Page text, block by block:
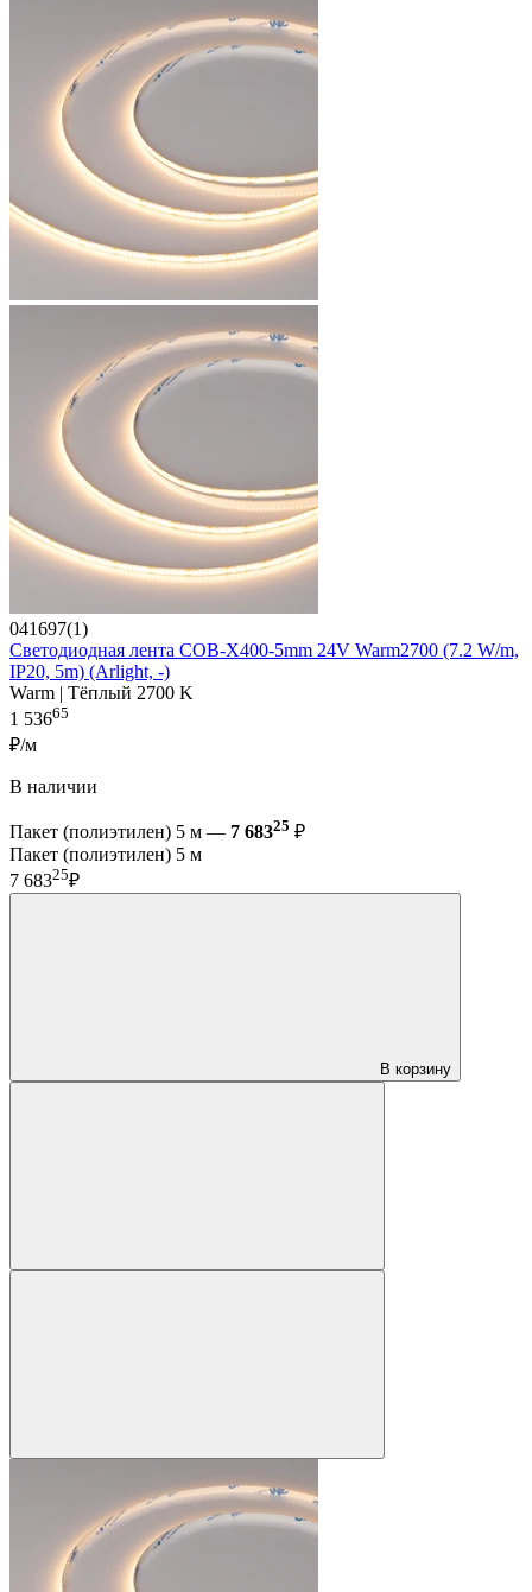
041697(1)
Светодиодная лента COB-X400-5mm 24V Warm2700 (7.2 W/m,
IP20, 5m) (Arlight, -)
Warm | Тёплый 2700 K
1 53665
₽/м
В наличии
Пакет (полиэтилен) 5 м — 7 68325 ₽
Пакет (полиэтилен) 5 м
7 68325₽
В корзину